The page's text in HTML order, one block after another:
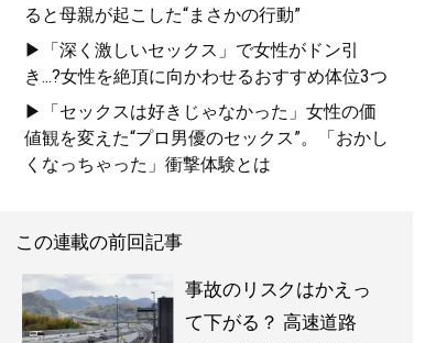
ると母親が起こした“まさかの行動”
▶「深く激しいセックス」で女性がドン引
き...?女性を絶頂に向かわせるおすすめ体位3つ
▶「セックスは好きじゃなかった」女性の価
値観を変えた“プロ男優のセックス”。「おかし
くなっちゃった」衝撃体験とは
この連載の前回記事
事故のリスクはかえっ
て下がる？ 高速道路